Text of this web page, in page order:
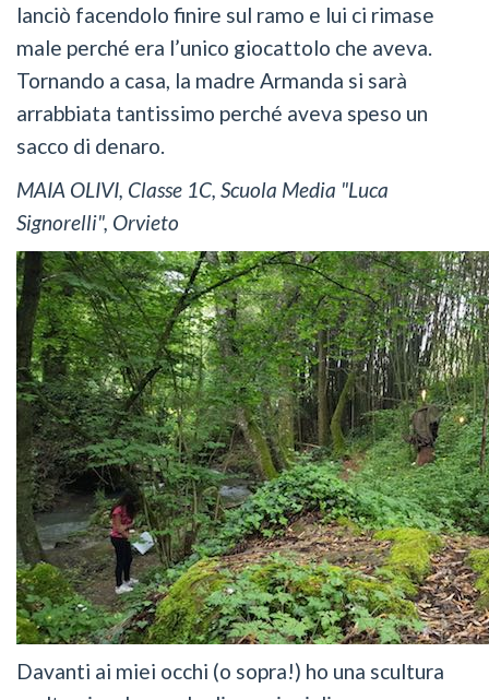
lanciò facendolo finire sul ramo e lui ci rimase
male perché era l’unico giocattolo che aveva.
Tornando a casa, la madre Armanda si sarà
arrabbiata tantissimo perché aveva speso un
sacco di denaro.
MAIA OLIVI, Classe 1C, Scuola Media "Luca
Signorelli", Orvieto
Davanti ai miei occhi (o sopra!) ho una scultura